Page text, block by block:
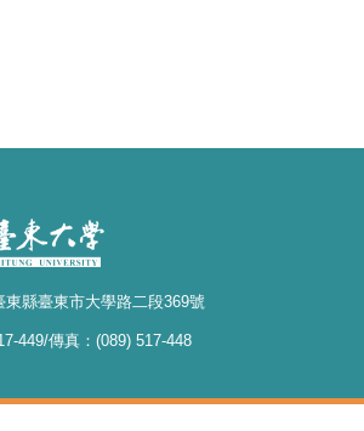
東縣臺東市大學路二段369號
449/傳真：(089) 517-448